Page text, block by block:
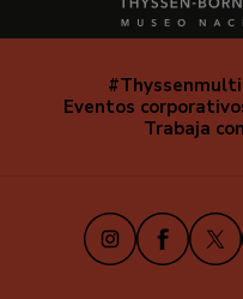
Navegación
secundaria
Eventos
Trabaja
InstagramFacebook
X